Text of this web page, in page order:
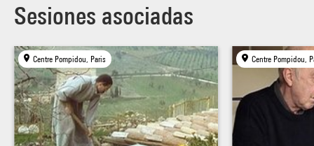
Sesiones asociadas
Centre Pompidou, Paris Centre Pompidou,